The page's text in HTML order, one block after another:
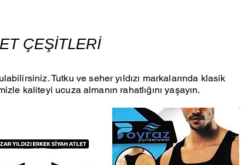
ÇEŞİTLERİ
Tutku ve seher yıldızı markalarında klasik
kaliteyi ucuza almanın rahatlığını yaşayın.